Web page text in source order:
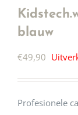
blauw
€49,90
Profesionele